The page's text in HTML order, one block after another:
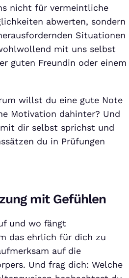
nicht für vermeintliche
abwerten, sondern
Situationen
mit uns selbst
guten Freundin oder einem
willst du eine gute Note
Motivation dahinter? Und
dir selbst sprichst und
du in Prüfungen
mit Gefühlen
und wo fängt
das ehrlich für dich zu
auf die
Und frag dich: Welche